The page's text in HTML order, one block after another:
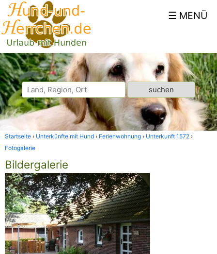
Startseite Unterkünfte mit Hund Ferienwohnung
Unterkunft 1572
Fotogalerie
Bildergalerie